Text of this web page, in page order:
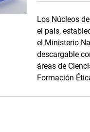
Los Núcleos
el país,
el Ministerio
descargable
áreas de
Formación